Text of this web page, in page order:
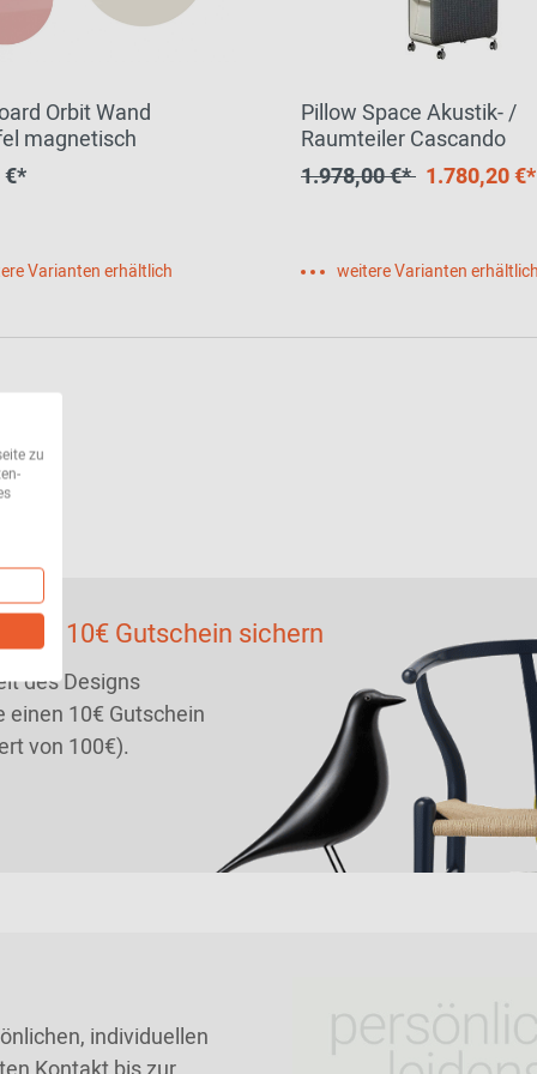
Orbit Wand
magnetisch
€*
Varianten erhältlich
Pillow Space Akustik- /
Raumteiler Cascando
1.978,00 €* 1.780,20 €*
weitere Varianten
& 10€ Gutschein sichern
des Designs
einen 10€ Gutschein
von 100€).
individuellen
zu